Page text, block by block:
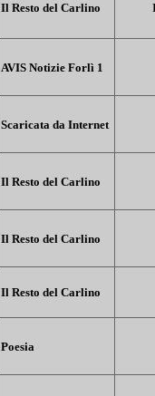
Il Resto del Carlino
AVIS Notizie Forlì 1
Scaricata da Internet
Il Resto del Carlino
Il Resto del Carlino
Il Resto del Carlino
Poesia